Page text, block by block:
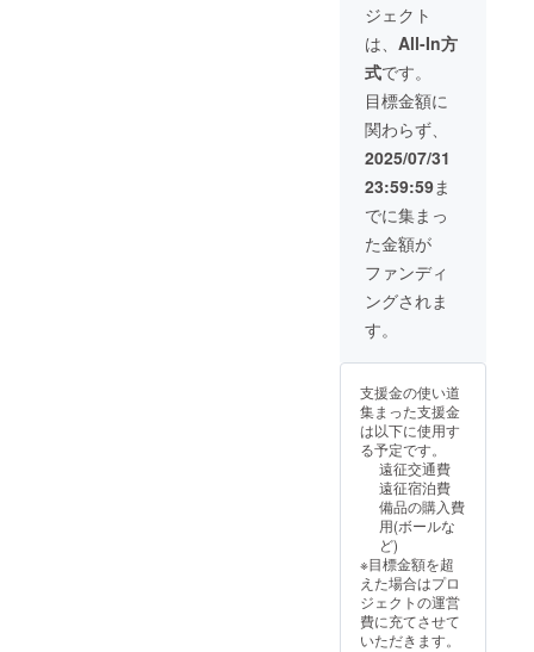
ジェクト
は、 All-In方
式です。
目標金額に
関わらず、
2025/07/31
23:59:59ま
でに集まっ
た金額が
ファンディ
ングされま
す。
支援金の使い道
集まった支援金
は以下に使用す
る予定です。
遠征交通費
遠征宿泊費
備品の購入費
用(ボールな
ど)
※目標金額を超
えた場合はプロ
ジェクトの運営
費に充てさせて
いただきます。